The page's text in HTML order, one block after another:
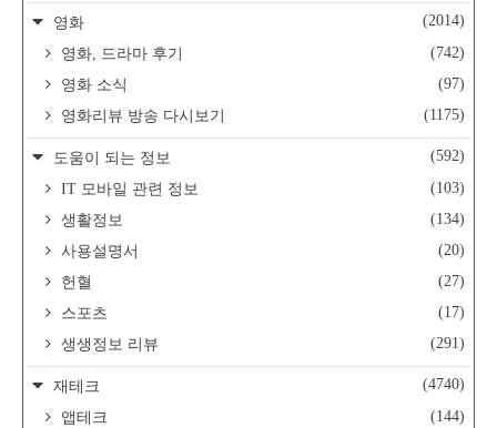
영화
(2014)
영화, 드라마 후기
(742)
영화 소식
(97)
영화리뷰 방송 다시보기
(1175)
도움이 되는 정보
(592)
IT 모바일 관련 정보
(103)
생활정보
(134)
사용설명서
(20)
헌혈
(27)
스포츠
(17)
생생정보 리뷰
(291)
재테크
(4740)
앱테크
(144)